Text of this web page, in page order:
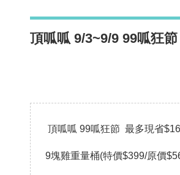
頂呱呱 9/3~9/9 99呱狂
頂呱呱 99呱狂節 最多現省
9塊雞重量桶(特價$399/原價